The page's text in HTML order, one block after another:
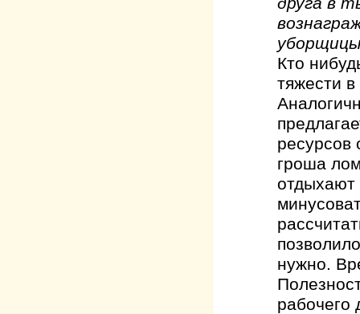
Кто
тяжести
ресурсов
гроша
отдыхают
нужно.
рабочего